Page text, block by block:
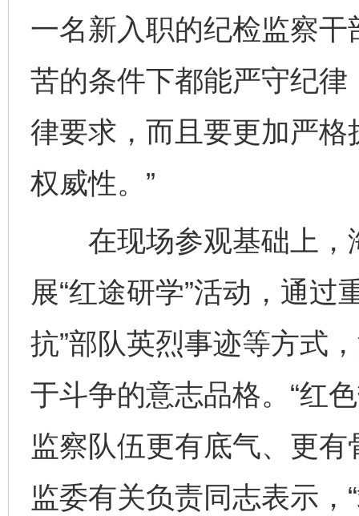
一名新入职的纪检监察干
苦的条件下都能严守纪
律要求，而且要更加严
权威性。”
在现场参观基础上，
展“红途研学”活动，通过
抗”部队英烈事迹等方式
于斗争的意志品格。“红
监察队伍更有底气、更
监委有关负责同志表示